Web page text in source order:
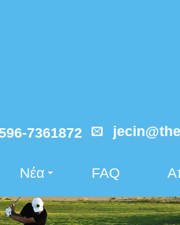
7361872
Νέα FAQ